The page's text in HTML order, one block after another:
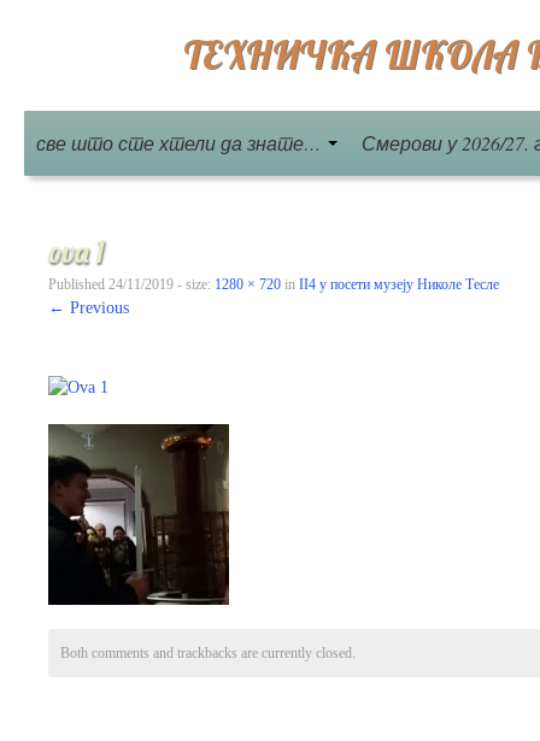
ТЕХНИЧКА ШКОЛА
све што сте хтели да знате… Смерови у 2026/27.
ova 1
Published 24/11/2019 - size: 1280 × 720 in II4 у посети музеју Николе Тесле
← Previous
Both comments and trackbacks are currently closed.